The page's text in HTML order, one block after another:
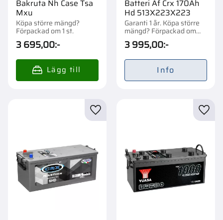
Bakruta Nh Case Tsa
Mxu
Köpa större mängd?
Förpackad om 1 st.
3 695,00:-
Batteri Af Crx 170Ah
Hd 513X223X223
Garanti 1 år. Köpa större
mängd? Förpackad om
1/21 st.
3 995,00:-
Info
Lägg till i favoriter